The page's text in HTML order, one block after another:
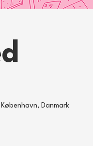
Danmark